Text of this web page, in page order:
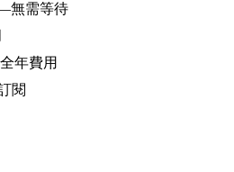
無需等待
年費用
閱